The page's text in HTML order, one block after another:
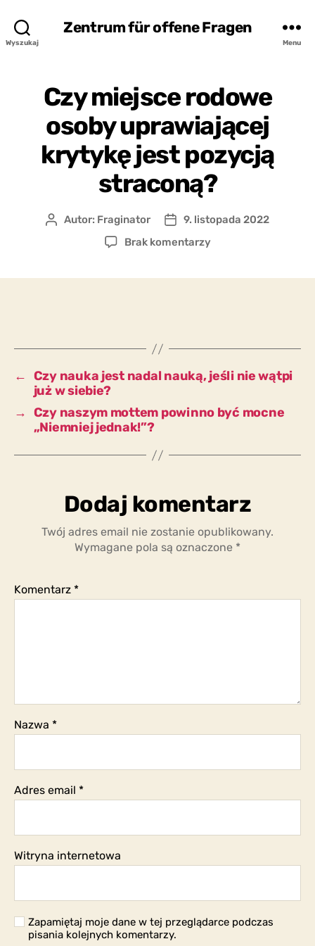
Wyszukaj
Zentrum für offene Fragen
Menu
Czy miejsce rodowe
osoby uprawiającej
krytykę jest pozycją
straconą?
AutorAutor: Fraginator
Data
wpisu
9. listopada 2022
Brak komentarzydo
jest
straconą?
← Czy nauka jest nadal nauką, jeśli nie wątpi
już w siebie?
→ Czy naszym mottem powinno być mocne
„Niemniej jednak!”?
Dodaj komentarz
Twój adres email nie zostanie opublikowany.
Wymagane pola są oznaczone *
Komentarz *
Nazwa *
Adres email *
Witryna internetowa
Zapamiętaj moje dane w tej przeglądarce podczas
pisania kolejnych komentarzy.